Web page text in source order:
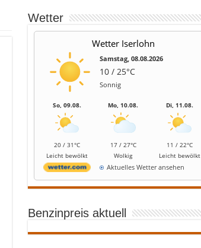
Wetter
Wetter Iserlohn
Samstag, 08.08.2026
10 / 25°C
Sonnig
So, 09.08.
20 / 31°C
Leicht bewölkt
Mo, 10.08.
17 / 27°C
Wolkig
Di, 11.08.
11 / 22°C
Leicht bewölkt
Aktuelles Wetter ansehen
Benzinpreis aktuell